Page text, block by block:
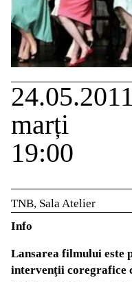
24.05.2011
marți
19:00
TNB, Sala Atelier
Info
Lansarea filmului este
intervenţii coregrafice